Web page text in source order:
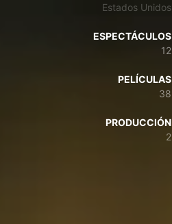
Estados Unidos
ESPECTÁCULOS
12
PELÍCULAS
38
PRODUCCIÓN
2